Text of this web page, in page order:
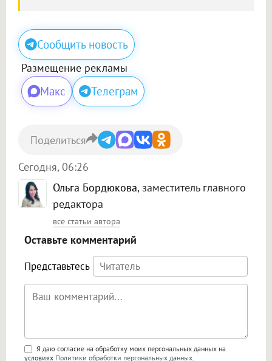
Сообщить новость
Размещение рекламы
Макс Телеграм
Ольга Бордюкова, заместитель главного
редактора
все статьи автора
Сегодня, 06:26
Поделиться
Оставьте комментарий
Представьтесь
Поддержка HTML
Я даю согласие на обработку моих персональных данных на
условиях Политики обработки персональных данных